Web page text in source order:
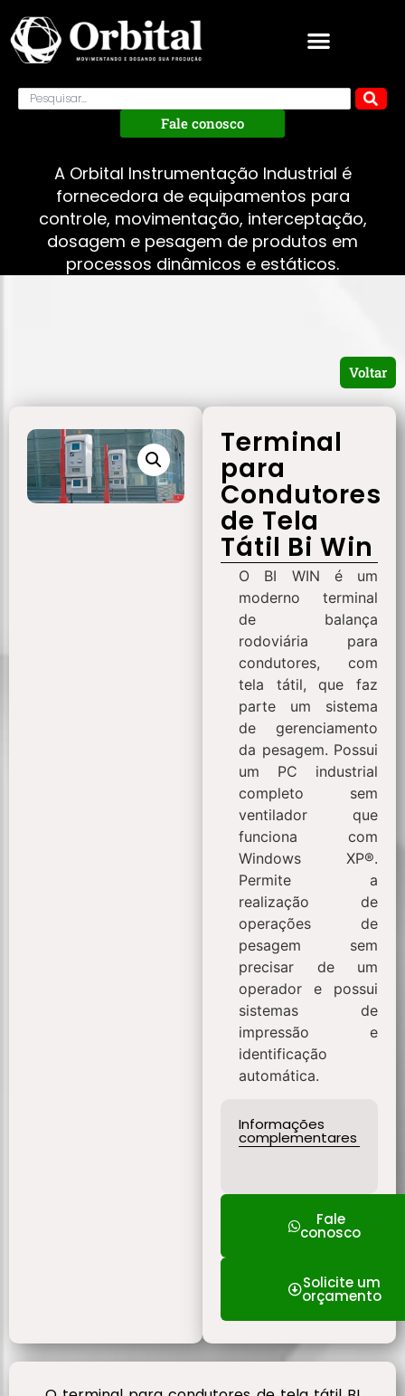
Fale conosco
A Orbital Instrumentação Industrial é
fornecedora de equipamentos para
controle, movimentação, interceptação,
dosagem e pesagem de produtos em
processos dinâmicos e estáticos.
Voltar
Terminal
para
Condutores
de Tela
Tátil Bi Win
O BI WIN é um
moderno terminal
de balança
rodoviária para
condutores, com
tela tátil, que faz
parte um sistema
de gerenciamento
da pesagem. Possui
um PC industrial
completo sem
ventilador que
funciona com
Windows XP®.
Permite a
realização de
operações de
pesagem sem
precisar de um
operador e possui
sistemas de
impressão e
identificação
automática.
Informações
complementares
Fale
conosco
Solicite um
orçamento